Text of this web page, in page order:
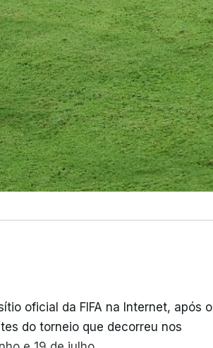
oficial da FIFA na Internet, após o
do torneio que decorreu nos